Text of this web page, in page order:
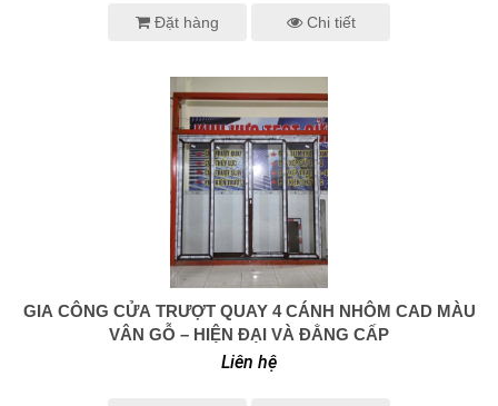
Đặt hàng Chi tiết
0938 414 005
GIA CÔNG CỬA TRƯỢT QUAY 4 CÁNH NHÔM CAD MÀU
VÂN GỖ – HIỆN ĐẠI VÀ ĐẲNG CẤP
Liên hệ